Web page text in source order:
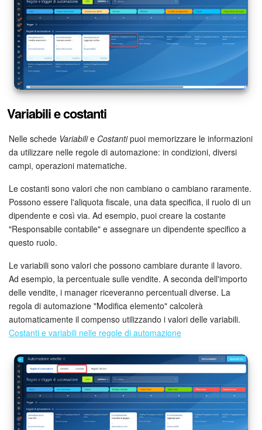
Variabili e costanti
Nelle schede Variabilie Costantipuoi memorizzare le informazioni
da utilizzare nelle regole di automazione: in condizioni, diversi
campi, operazioni matematiche.
Le costanti sono valori che non cambiano o cambiano raramente.
Possono essere l'aliquota fiscale, una data specifica, il ruolo di un
dipendente e così via. Ad esempio, puoi creare la costante
"Responsabile contabile" e assegnare un dipendente specifico a
questo ruolo.
Le variabili sono valori che possono cambiare durante il lavoro.
Ad esempio, la percentuale sulle vendite. A seconda dell'importo
delle vendite, i manager riceveranno percentuali diverse. La
regola di automazione "Modifica elemento" calcolerà
automaticamente il compenso utilizzando i valori delle variabili.
Costanti e variabili nelle regole di automazione